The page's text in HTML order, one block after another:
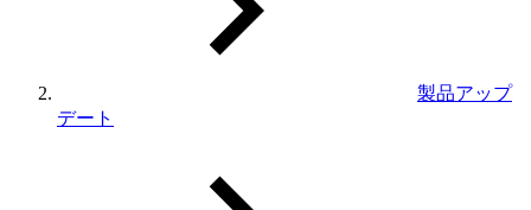
製品アップ
デート